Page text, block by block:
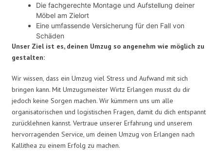
Die fachgerechte Montage und Aufstellung deiner
Möbel am Zielort
Eine umfassende Versicherung für den Fall von
Schäden
Unser Ziel ist es, deinen Umzug so angenehm wie möglich zu
gestalten:
Wir wissen, dass ein Umzug viel Stress und Aufwand mit sich
bringen kann. Mit Umzugsmeister Wirtz Erlangen musst du dir
jedoch keine Sorgen machen. Wir kümmern uns um alle
organisatorischen und logistischen Fragen, damit du dich entspannt
zurücklehnen kannst. Vertraue unserer Erfahrung und unserem
hervorragenden Service, um deinen Umzug von Erlangen nach
Kallithea zu einem Erfolg zu machen.